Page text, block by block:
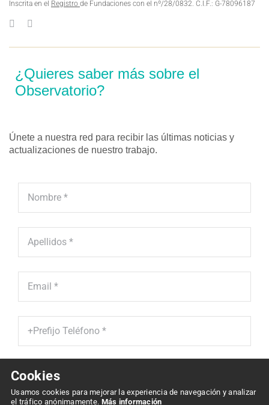
Inscrita en el Registro de Fundaciones con el nº/28/0832. C.I.F.: G-78096187
¿Quieres saber más sobre el
Observatorio?
Únete a nuestra red para recibir las últimas noticias y
actualizaciones de nuestro trabajo.
He leído y acepto la '
Cookies
Usamos cookies para mejorar la experiencia de navegación y analizar
el tráfico anónimamente. Más información